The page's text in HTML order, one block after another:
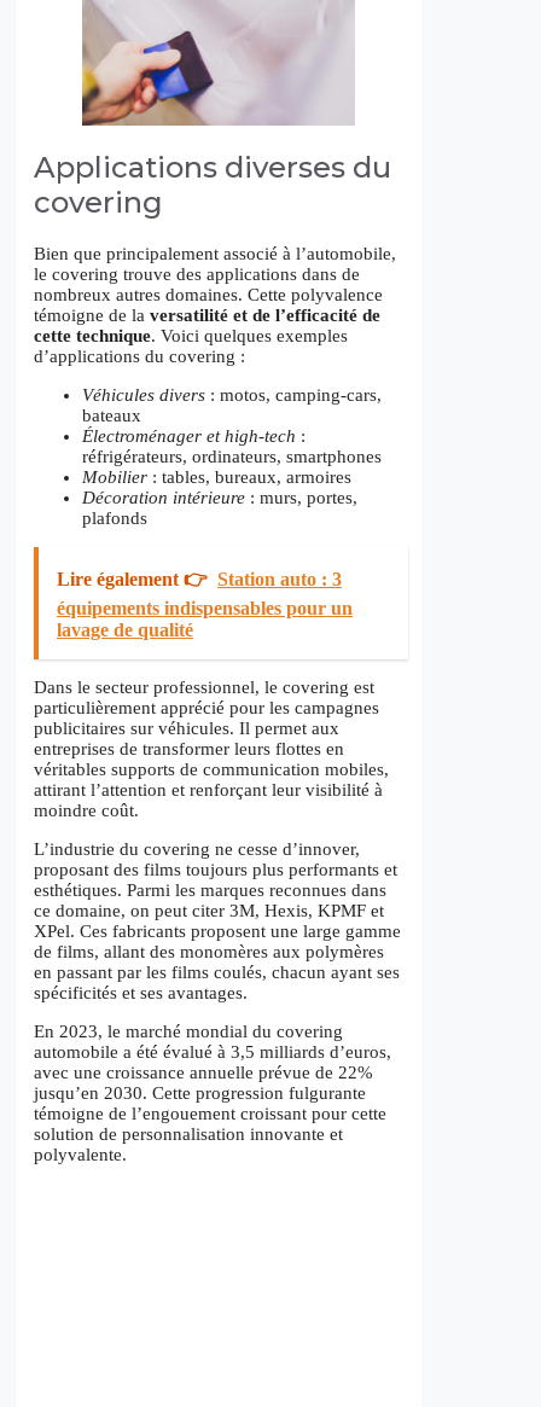
Applications diverses du
covering
Bien que principalement associé à l’automobile,
le covering trouve des applications dans de
nombreux autres domaines. Cette polyvalence
témoigne de la versatilité et de l’efficacité de
cette technique. Voici quelques exemples
d’applications du covering :
Véhicules divers : motos, camping-cars,
bateaux
Électroménager et high-tech :
réfrigérateurs, ordinateurs, smartphones
Mobilier : tables, bureaux, armoires
Décoration intérieure : murs, portes,
plafonds
Lire également 👉 Station auto : 3
équipements indispensables pour un
lavage de qualité
Dans le secteur professionnel, le covering est
particulièrement apprécié pour les campagnes
publicitaires sur véhicules. Il permet aux
entreprises de transformer leurs flottes en
véritables supports de communication mobiles,
attirant l’attention et renforçant leur visibilité à
moindre coût.
L’industrie du covering ne cesse d’innover,
proposant des films toujours plus performants et
esthétiques. Parmi les marques reconnues dans
ce domaine, on peut citer 3M, Hexis, KPMF et
XPel. Ces fabricants proposent une large gamme
de films, allant des monomères aux polymères
en passant par les films coulés, chacun ayant ses
spécificités et ses avantages.
En 2023, le marché mondial du covering
automobile a été évalué à 3,5 milliards d’euros,
avec une croissance annuelle prévue de 22%
jusqu’en 2030. Cette progression fulgurante
témoigne de l’engouement croissant pour cette
solution de personnalisation innovante et
polyvalente.